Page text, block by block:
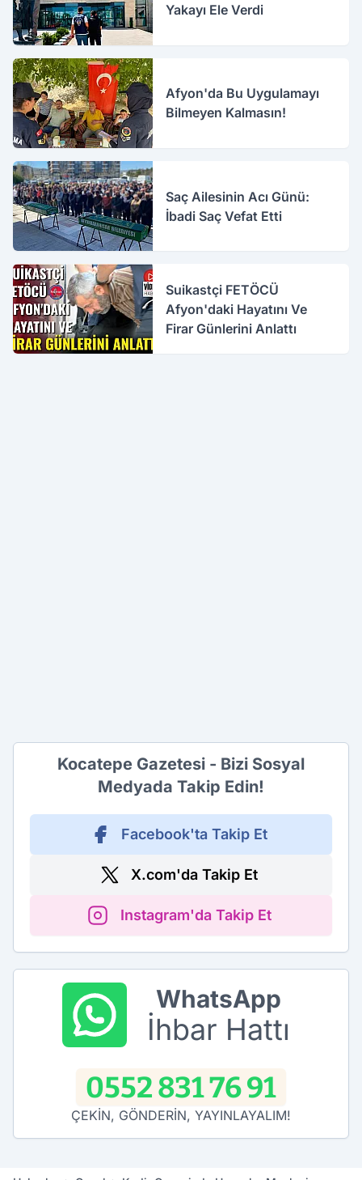
Yakayı Ele Verdi
Afyon'da Bu Uygulamayı
Bilmeyen Kalmasın!
Saç Ailesinin Acı Günü:
İbadi Saç Vefat Etti
Suikastçi FETÖCÜ
Afyon'daki Hayatını Ve
Firar Günlerini Anlattı
Kocatepe Gazetesi - Bizi Sosyal
Medyada Takip Edin!
Facebook'ta Takip Et
X.com'da Takip Et
Instagram'da Takip Et
WhatsApp
İhbar Hattı
0552 831 76 91
ÇEKİN, GÖNDERİN, YAYINLAYALIM!